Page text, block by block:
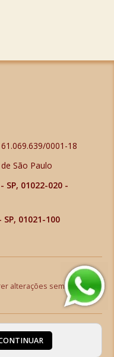
0001-18
São Paulo
SP, 01022-020 -
01021-100
alterações sem aviso